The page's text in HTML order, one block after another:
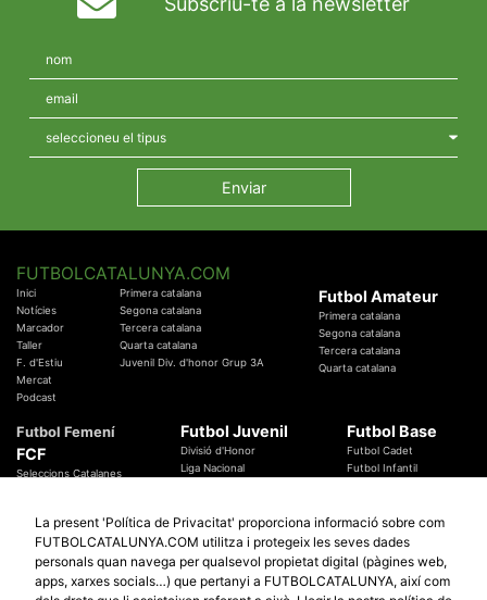
FUTBOLCATALUNYA.COM
Inici
Notícies
Marcador
Taller
F. d'Estiu
Mercat
Podcast
Primera catalana
Segona catalana
Tercera catalana
Quarta catalana
Juvenil Div. d'honor Grup 3A
Futbol Amateur
Primera catalana
Segona catalana
Tercera catalana
Quarta catalana
Futbol Femení
FCF
Seleccions Catalanes
Temes Federatius
Futbol Juvenil
Divisió d'Honor
Liga Nacional
Futbol Base
Futbol Cadet
Futbol Infantil
Futbol Catalunya
Promocions
Sortejos
Especials
Copa Catalunya Absoluta 2019
Copa del Rei 2019 - 2020
La present 'Política de Privacitat' proporciona informació sobre com
FUTBOLCATALUNYA.COM utilitza i protegeix les seves dades
personals quan navega per qualsevol propietat digital (pàgines web,
apps, xarxes socials…) que pertanyi a FUTBOLCATALUNYA, així com